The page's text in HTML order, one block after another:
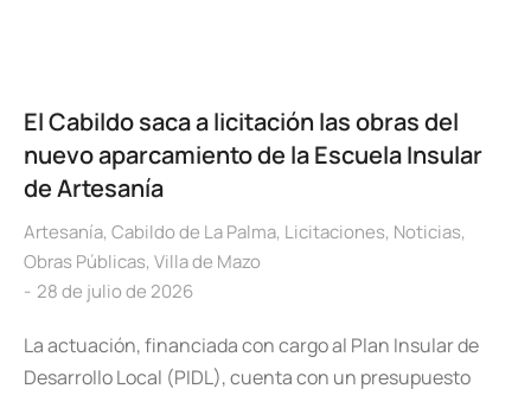
El Cabildo saca a licitación las obras del
nuevo aparcamiento de la Escuela Insular
de Artesanía
Artesanía, Cabildo de La Palma, Licitaciones, Noticias,
Obras Públicas, Villa de Mazo
28 de julio de 2026
La actuación, financiada con cargo al Plan Insular de
Desarrollo Local (PIDL), cuenta con un presupuesto